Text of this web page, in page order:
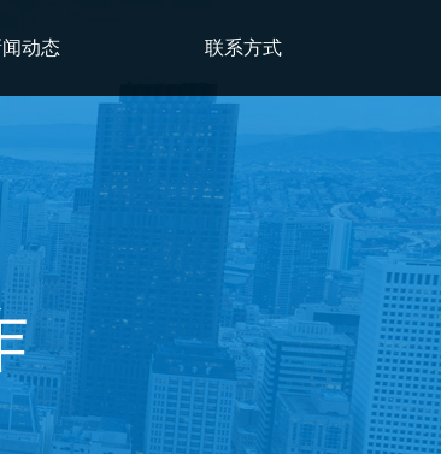
动态 联系方式